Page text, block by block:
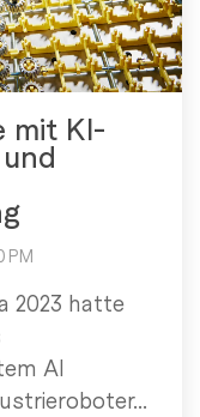
mit KI-
PM
2023 hatte
AI